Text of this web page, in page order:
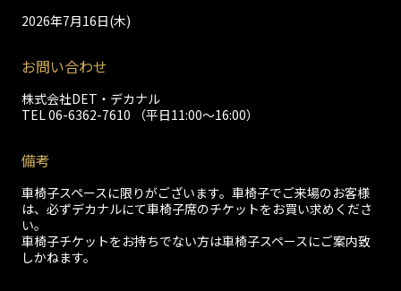
2026年7月16日(木)
お問い合わせ
株式会社DET・デカナル
TEL 06-6362-7610 （平日11:00～16:00）
備考
車椅子スペースに限りがございます。車椅子でご来場のお客様
は、必ずデカナルにて車椅子席のチケットをお買い求めくださ
い。
車椅子チケットをお持ちでない方は車椅子スペースにご案内致
しかねます。